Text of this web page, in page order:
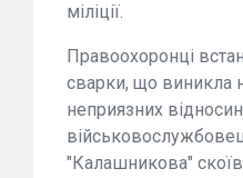
міліції.
Правоохоронці
сварки, що виникла
неприязних
"Калашникова" скоїв